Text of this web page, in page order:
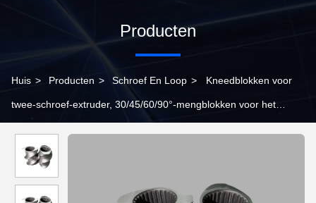
Producten
Huis > Producten > Schroef En Loop > Kneedblokken voor
twee-schroef-extruder, 30/45/60/90°-mengblokken voor het